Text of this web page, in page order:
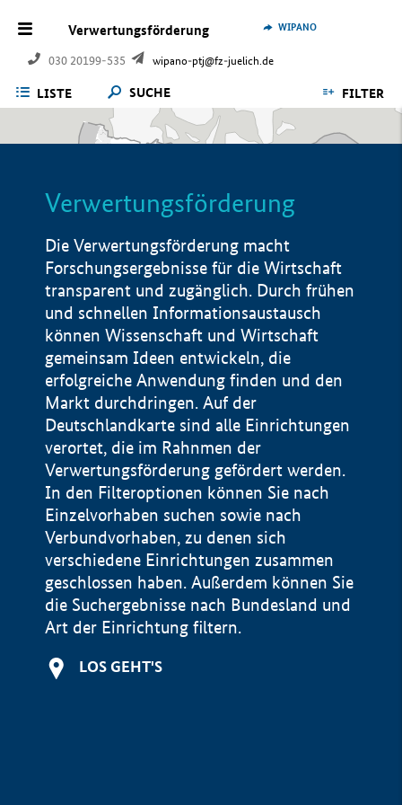
Verwertungsförderung
030 20199-535 wipano-ptj@fz-juelich.de
WIPANO
LISTE SUCHE FILTER
Verwertungsförderung
Die Verwertungsförderung macht
Forschungsergebnisse für die Wirtschaft
transparent und zugänglich. Durch frühen
und schnellen Informationsaustausch
können Wissenschaft und Wirtschaft
gemeinsam Ideen entwickeln, die
erfolgreiche Anwendung finden und den
Markt durchdringen. Auf der
Deutschlandkarte sind alle Einrichtungen
verortet, die im Rahnmen der
Verwertungsförderung gefördert werden.
In den Filteroptionen können Sie nach
Einzelvorhaben suchen sowie nach
Verbundvorhaben, zu denen sich
verschiedene Einrichtungen zusammen
geschlossen haben. Außerdem können Sie
die Suchergebnisse nach Bundesland und
Art der Einrichtung filtern.
LOS GEHT'S